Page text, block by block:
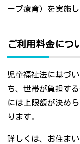
ープ療育）を実施し
ご利用料金につ
児童福祉法に基づ
ち、世帯が負担す
には上限額が決め
ります。
詳しくは、お住ま